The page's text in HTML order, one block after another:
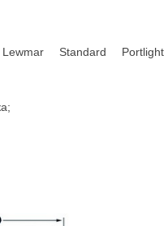
Standard Portlight